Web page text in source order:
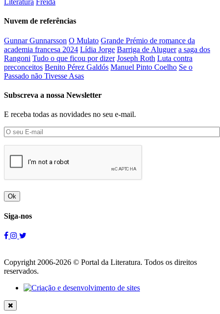
Literatura Freida
Nuvem de referências
Gunnar Gunnarsson O Mulato Grande Prémio de romance da
academia francesa 2024 Lídia Jorge Barriga de Aluguer a saga dos
Rangoni Tudo o que ficou por dizer Joseph Roth Luta contra
preconceitos Benito Pérez Galdós Manuel Pinto Coelho Se o
Passado não Tivesse Asas
Subscreva a nossa Newsletter
E receba todas as novidades no seu e-mail.
Ok
Siga-nos
Copyright 2006-2026 © Portal da Literatura. Todos os direitos
reservados.